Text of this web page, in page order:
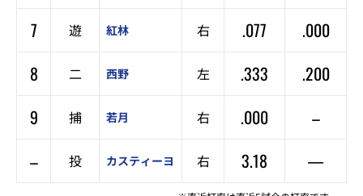
7
遊 紅林 右 .077
.000
8
二 西野 左 .333
.200
9
捕 若月 右 .000
–
–
投 カスティーヨ 右 3.18 —